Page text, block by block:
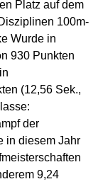
Platz auf dem
100m-
Wurde in
930 Punkten
(12,56 Sek.,
der
in diesem Jahr
9,24